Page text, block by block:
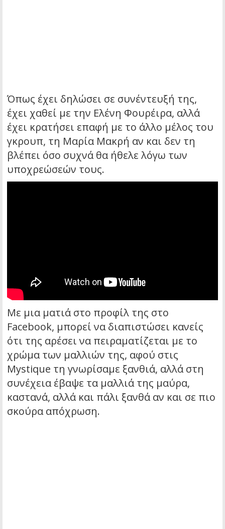
Όπως έχει δηλώσει σε συνέντευξή της,
έχει χαθεί με την Ελένη Φουρέιρα, αλλά
έχει κρατήσει επαφή με το άλλο μέλος του
γκρουπ, τη Μαρία Μακρή αν και δεν τη
βλέπει όσο συχνά θα ήθελε λόγω των
υποχρεώσεών τους.
Με μια ματιά στο προφίλ της στο
Facebook, μπορεί να διαπιστώσει κανείς
ότι της αρέσει να πειραματίζεται με το
χρώμα των μαλλιών της, αφού στις
Mystique τη γνωρίσαμε ξανθιά, αλλά στη
συνέχεια έβαψε τα μαλλιά της μαύρα,
καστανά, αλλά και πάλι ξανθά αν και σε πιο
σκούρα απόχρωση.